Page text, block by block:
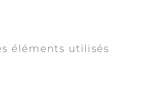
éléments utilisés